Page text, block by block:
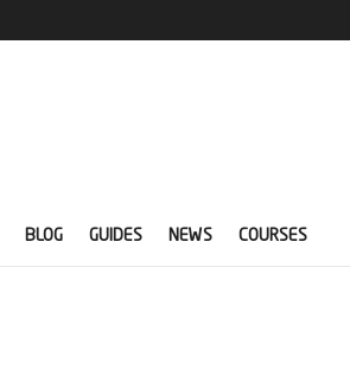
BLOG GUIDES NEWS COURSES